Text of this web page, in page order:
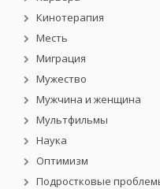
Кинотерапия
Месть
Миграция
Мужество
Мужчина и женщина
Мультфильмы
Наука
Оптимизм
Подростковые